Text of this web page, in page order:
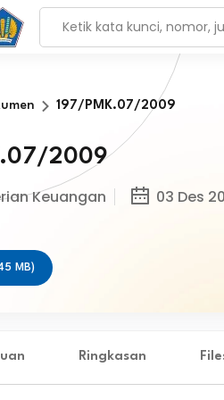
197/PMK.07/2009
2009
Keuangan 03 Des
MB)
Ringkasan